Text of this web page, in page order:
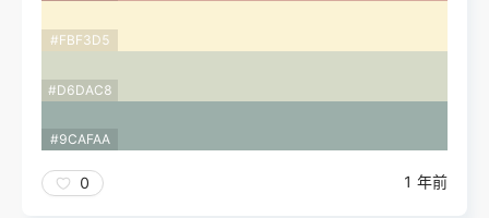
#FBF3D5
#D6DAC8
#9CAFAA
0 1 年前